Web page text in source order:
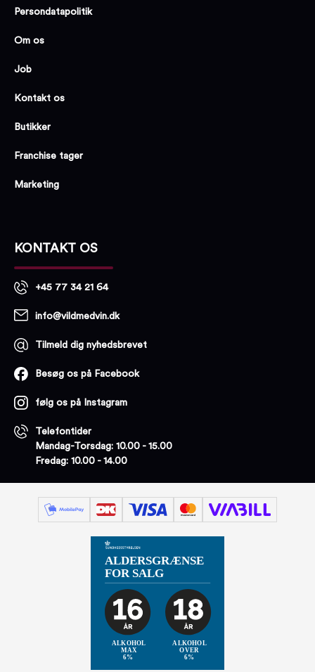
Persondatapolitik
Om os
Job
Kontakt os
Butikker
Franchise tager
Marketing
KONTAKT OS
+45 77 34 21 64
info@vildmedvin.dk
Tilmeld dig nyhedsbrevet
Besøg os på Facebook
følg os på Instagram
Telefontider
Mandag-Torsdag: 10.00 - 15.00
Fredag: 10.00 - 14.00